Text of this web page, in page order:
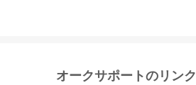
オークサポートのリンク